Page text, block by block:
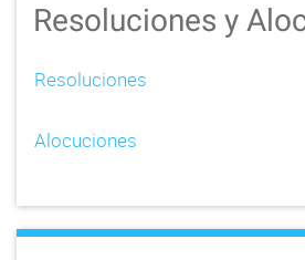
Resoluciones y
Resoluciones
Alocuciones